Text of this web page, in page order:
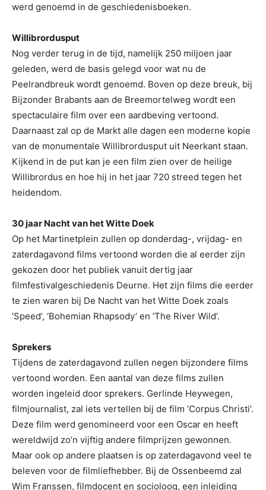
werd genoemd in de geschiedenisboeken.
Willibrordusput
Nog verder terug in de tijd, namelijk 250 miljoen jaar
geleden, werd de basis gelegd voor wat nu de
Peelrandbreuk wordt genoemd. Boven op deze breuk, bij
Bijzonder Brabants aan de Breemortelweg wordt een
spectaculaire film over een aardbeving vertoond.
Daarnaast zal op de Markt alle dagen een moderne kopie
van de monumentale Willibrordusput uit Neerkant staan.
Kijkend in de put kan je een film zien over de heilige
Willibrordus en hoe hij in het jaar 720 streed tegen het
heidendom.
30 jaar Nacht van het Witte Doek
Op het Martinetplein zullen op donderdag-, vrijdag- en
zaterdagavond films vertoond worden die al eerder zijn
gekozen door het publiek vanuit dertig jaar
filmfestivalgeschiedenis Deurne. Het zijn films die eerder
te zien waren bij De Nacht van het Witte Doek zoals
‘Speed’, ‘Bohemian Rhapsody’ en ‘The River Wild’.
Sprekers
Tijdens de zaterdagavond zullen negen bijzondere films
vertoond worden. Een aantal van deze films zullen
worden ingeleid door sprekers. Gerlinde Heywegen,
filmjournalist, zal iets vertellen bij de film ‘Corpus Christi’.
Deze film werd genomineerd voor een Oscar en heeft
wereldwijd zo’n vijftig andere filmprijzen gewonnen.
Maar ook op andere plaatsen is op zaterdagavond veel te
beleven voor de filmliefhebber. Bij de Ossenbeemd zal
Wim Franssen, filmdocent en socioloog, een inleiding